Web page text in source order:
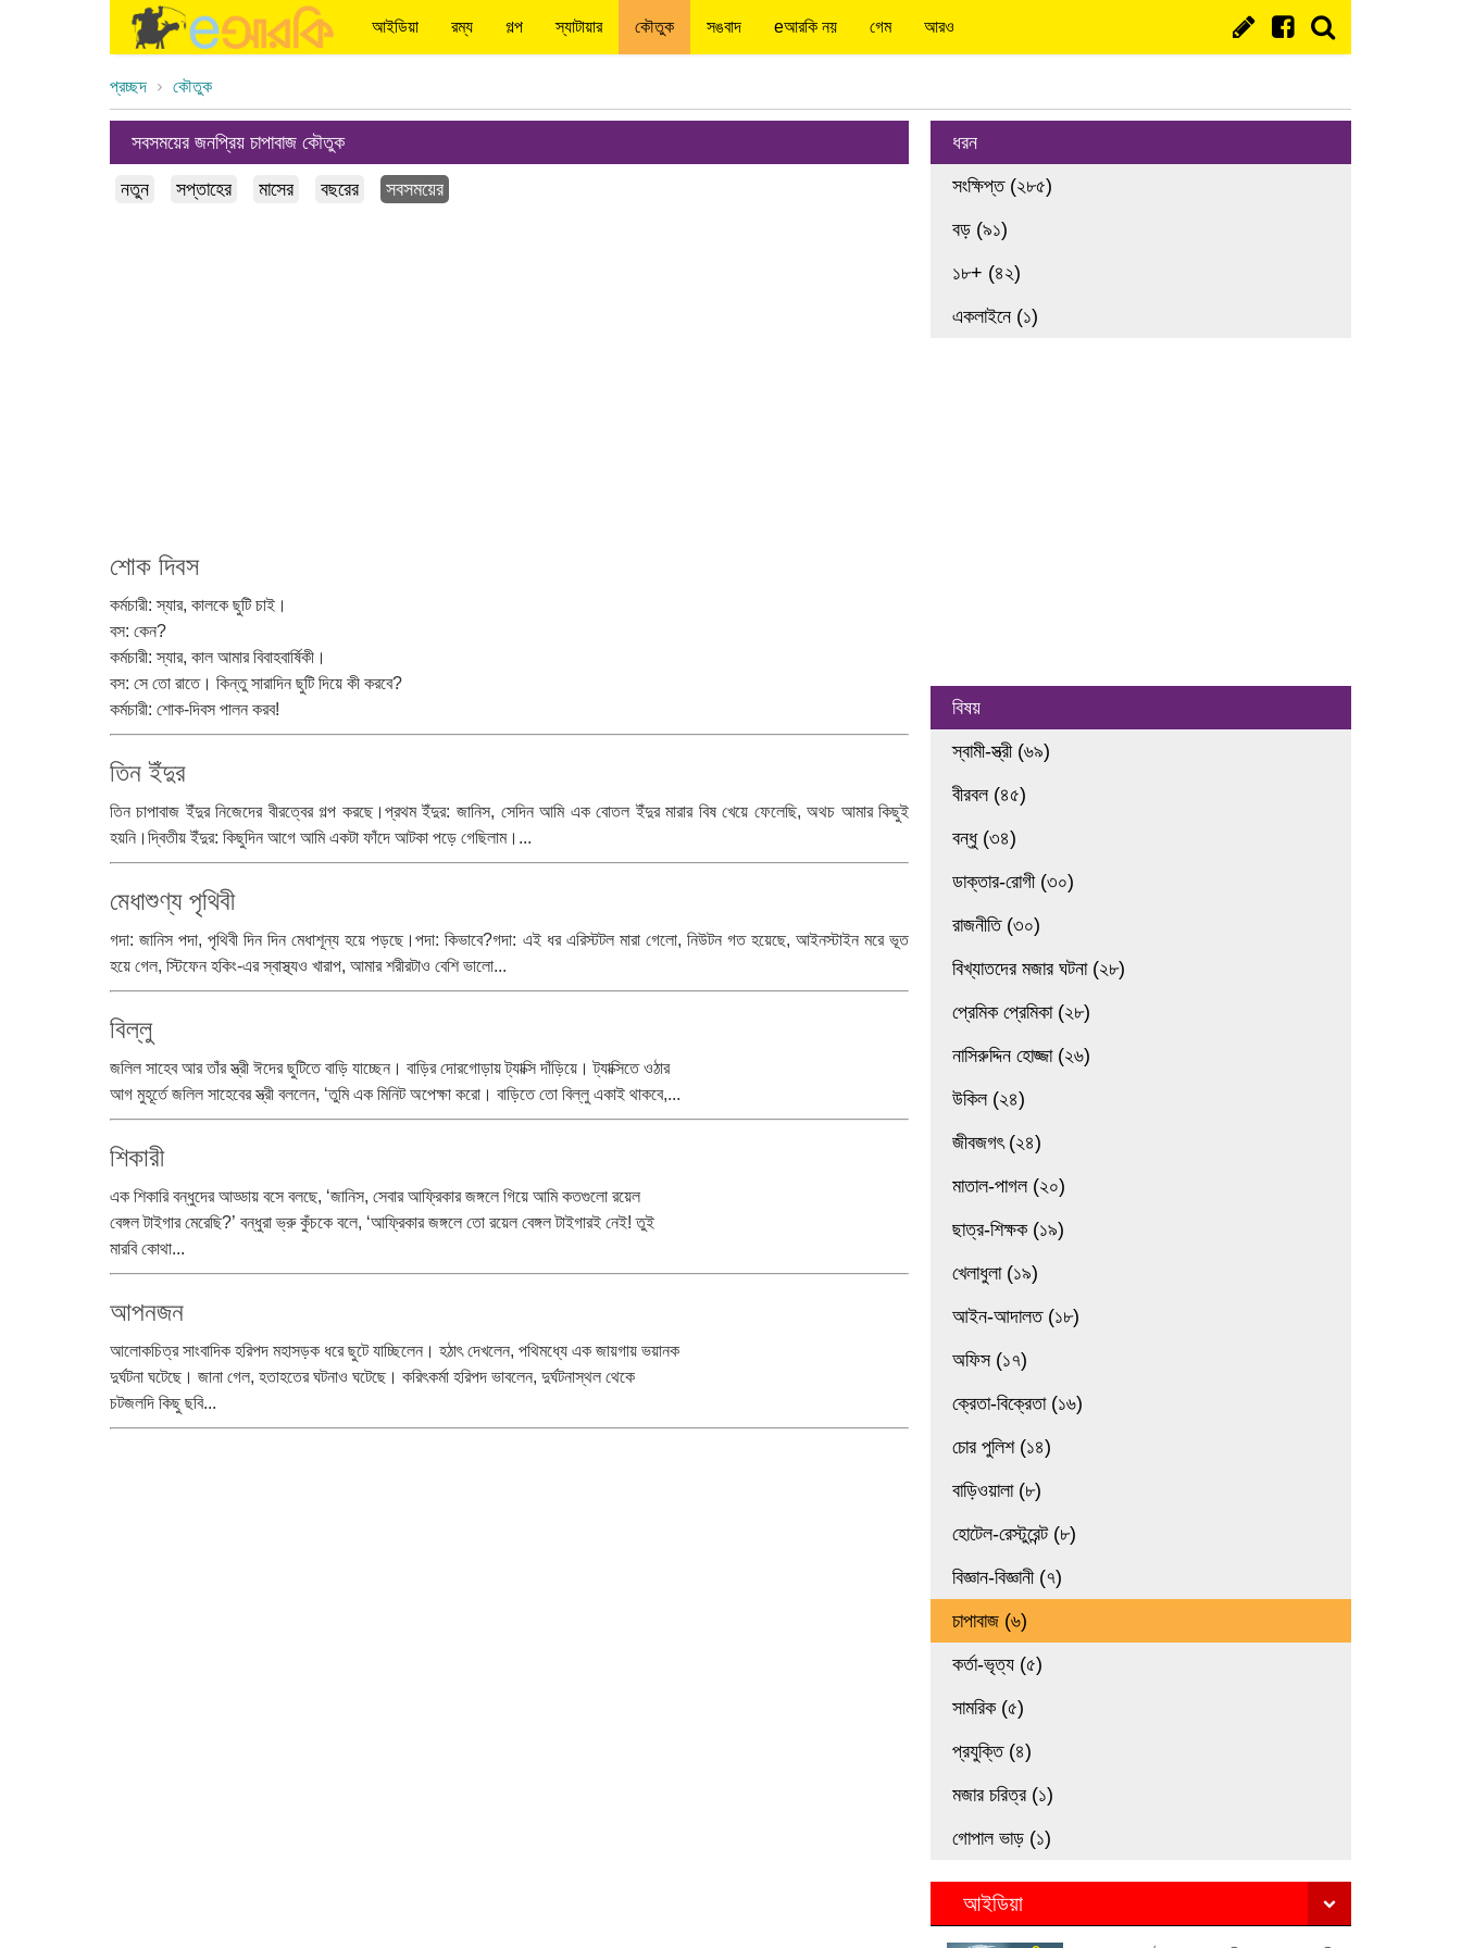
আইডিয়া রম্য গল্প স্যাটায়ার কৌতুক সঙবাদ eআরকি নয় গেম আরও
প্রচ্ছদ কৌতুক
সবসময়ের জনপ্রিয় চাপাবাজ কৌতুক
নতুন সপ্তাহের মাসের বছরের সবসময়ের
শোক দিবস
কর্মচারী: স্যার, কালকে ছুটি চাই।
বস: কেন?
কর্মচারী: স্যার, কাল আমার বিবাহবার্ষিকী।
বস: সে তো রাতে। কিন্তু সারাদিন ছুটি দিয়ে কী করবে?
কর্মচারী: শোক-দিবস পালন করব!
তিন ইঁদুর
তিন চাপাবাজ ইঁদুর নিজেদের বীরত্বের গল্প করছে।প্রথম ইঁদুর: জানিস, সেদিন আমি এক বোতল ইঁদুর মারার বিষ খেয়ে ফেলেছি, অথচ আমার কিছুই
হয়নি।দ্বিতীয় ইঁদুর: কিছুদিন আগে আমি একটা ফাঁদে আটকা পড়ে গেছিলাম।...
মেধাশুণ্য পৃথিবী
গদা: জানিস পদা, পৃথিবী দিন দিন মেধাশূন্য হয়ে পড়ছে।পদা: কিভাবে?গদা: এই ধর এরিস্টটল মারা গেলো, নিউটন গত হয়েছে, আইনস্টাইন মরে ভূত
হয়ে গেল, স্টিফেন হকিং-এর স্বাস্থ্যও খারাপ, আমার শরীরটাও বেশি ভালো...
বিল্লু
জলিল সাহেব আর তাঁর স্ত্রী ঈদের ছুটিতে বাড়ি যাচ্ছেন। বাড়ির দোরগোড়ায় ট্যাক্সি দাঁড়িয়ে। ট্যাক্সিতে ওঠার
আগ মুহূর্তে জলিল সাহেবের স্ত্রী বললেন, ‘তুমি এক মিনিট অপেক্ষা করো। বাড়িতে তো বিল্লু একাই থাকবে,...
শিকারী
এক শিকারি বন্ধুদের আড্ডায় বসে বলছে, ‘জানিস, সেবার আফ্রিকার জঙ্গলে গিয়ে আমি কতগুলো রয়েল
বেঙ্গল টাইগার মেরেছি?’ বন্ধুরা ভ্রু কুঁচকে বলে, ‘আফ্রিকার জঙ্গলে তো রয়েল বেঙ্গল টাইগারই নেই! তুই
মারবি কোথা...
আপনজন
আলোকচিত্র সাংবাদিক হরিপদ মহাসড়ক ধরে ছুটে যাচ্ছিলেন। হঠাৎ দেখলেন, পথিমধ্যে এক জায়গায় ভয়ানক
দুর্ঘটনা ঘটেছে। জানা গেল, হতাহতের ঘটনাও ঘটেছে। করিৎকর্মা হরিপদ ভাবলেন, দুর্ঘটনাস্থল থেকে
চটজলদি কিছু ছবি...
ধরন
সংক্ষিপ্ত (২৮৫)
বড় (৯১)
১৮+ (৪২)
একলাইনে (১)
বিষয়
স্বামী-স্ত্রী (৬৯)
বীরবল (৪৫)
বন্ধু (৩৪)
ডাক্তার-রোগী (৩০)
রাজনীতি (৩০)
বিখ্যাতদের মজার ঘটনা (২৮)
প্রেমিক প্রেমিকা (২৮)
নাসিরুদ্দিন হোজ্জা (২৬)
উকিল (২৪)
জীবজগৎ (২৪)
মাতাল-পাগল (২০)
ছাত্র-শিক্ষক (১৯)
খেলাধুলা (১৯)
আইন-আদালত (১৮)
অফিস (১৭)
ক্রেতা-বিক্রেতা (১৬)
চোর পুলিশ (১৪)
বাড়িওয়ালা (৮)
হোটেল-রেস্টুরেন্ট (৮)
বিজ্ঞান-বিজ্ঞানী (৭)
চাপাবাজ (৬)
কর্তা-ভৃত্য (৫)
সামরিক (৫)
প্রযুক্তি (৪)
মজার চরিত্র (১)
গোপাল ভাড় (১)
আইডিয়া